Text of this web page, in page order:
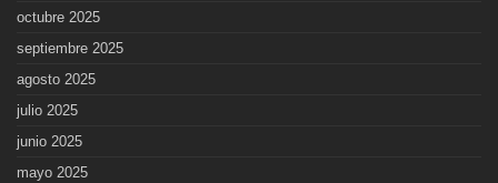
octubre 2025
septiembre 2025
agosto 2025
julio 2025
junio 2025
mayo 2025